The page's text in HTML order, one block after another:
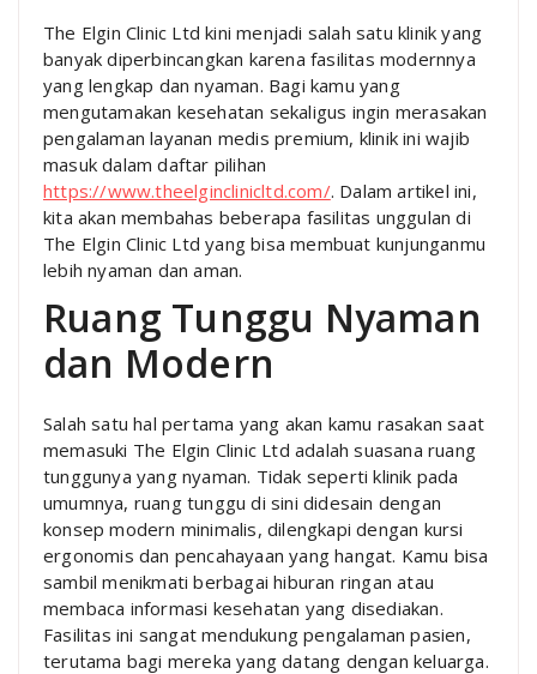
The Elgin Clinic Ltd kini menjadi salah satu klinik yang
banyak diperbincangkan karena fasilitas modernnya
yang lengkap dan nyaman. Bagi kamu yang
mengutamakan kesehatan sekaligus ingin merasakan
pengalaman layanan medis premium, klinik ini wajib
masuk dalam daftar pilihan
https://www.theelginclinicltd.com/. Dalam artikel ini,
kita akan membahas beberapa fasilitas unggulan di
The Elgin Clinic Ltd yang bisa membuat kunjunganmu
lebih nyaman dan aman.
Ruang Tunggu Nyaman
dan Modern
Salah satu hal pertama yang akan kamu rasakan saat
memasuki The Elgin Clinic Ltd adalah suasana ruang
tunggunya yang nyaman. Tidak seperti klinik pada
umumnya, ruang tunggu di sini didesain dengan
konsep modern minimalis, dilengkapi dengan kursi
ergonomis dan pencahayaan yang hangat. Kamu bisa
sambil menikmati berbagai hiburan ringan atau
membaca informasi kesehatan yang disediakan.
Fasilitas ini sangat mendukung pengalaman pasien,
terutama bagi mereka yang datang dengan keluarga.